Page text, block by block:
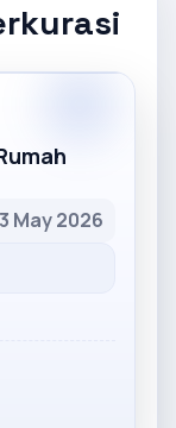
May 2026